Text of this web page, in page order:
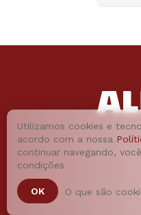
Utilizamos cookies e
acordo com a nossa
continuar navegando,
condições
OK O que são